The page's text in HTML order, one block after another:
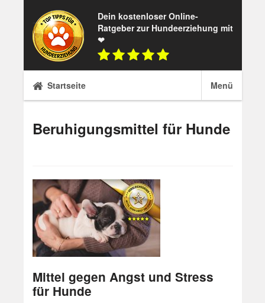
content
Dein kostenloser Online-
Ratgeber zur Hundeerziehung mit
❤
Startseite Menü
Beruhigungsmittel für Hunde
Mittel gegen Angst und Stress
für Hunde